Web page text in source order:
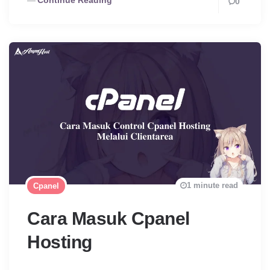
Cpanel
Cara Masuk Cpanel
Hosting
1 minute read